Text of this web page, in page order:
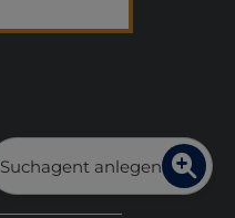
Suchagent anlegen